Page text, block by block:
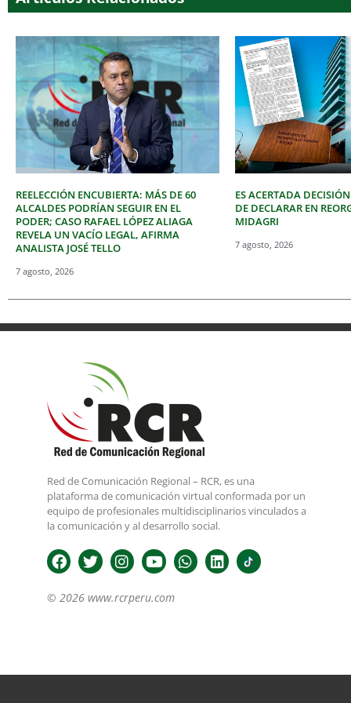
REELECCIÓN ENCUBIERTA: MÁS DE 60
ALCALDES PODRÍAN SEGUIR EN EL
PODER; CASO RAFAEL LÓPEZ ALIAGA
REVELA UN VACÍO LEGAL, AFIRMA
ANALISTA JOSÉ TELLO
7 agosto, 2026
ES ACERTADA
DE DECLARAR EN
MIDAGRI
7 agosto, 2026
Red de Comunicación Regional – RCR, es una
plataforma de comunicación virtual conformada por un
equipo de profesionales multidisciplinarios vinculados a
la comunicación y al desarrollo social.
© 2026 www.rcrperu.com